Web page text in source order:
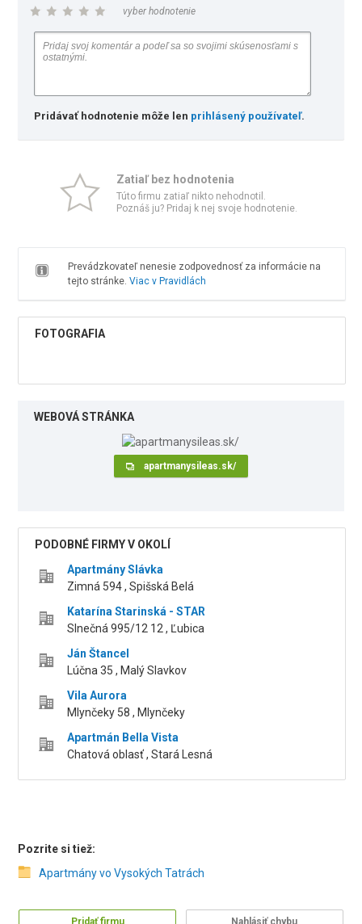
vyber hodnotenie
Pridávať hodnotenie môže len prihlásený používateľ.
Zatiaľ bez hodnotenia
Túto firmu zatiaľ nikto nehodnotil.
Poznáš ju? Pridaj k nej svoje hodnotenie.
Prevádzkovateľ nenesie zodpovednosť za informácie na
tejto stránke. Viac v Pravidlách
FOTOGRAFIA
WEBOVÁ STRÁNKA
apartmanysileas.sk/
PODOBNÉ FIRMY V OKOLÍ
Apartmány Slávka
Zimná 594 , Spišská Belá
Katarína Starinská - STAR
Slnečná 995/12 12 , Ľubica
Ján Štancel
Lúčna 35 , Malý Slavkov
Vila Aurora
Mlynčeky 58 , Mlynčeky
Apartmán Bella Vista
Chatová oblasť , Stará Lesná
Pozrite si tiež:
Apartmány vo Vysokých Tatrách